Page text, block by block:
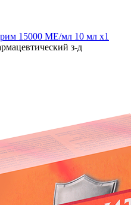
15000 МЕ/мл 10 мл x1
з-д